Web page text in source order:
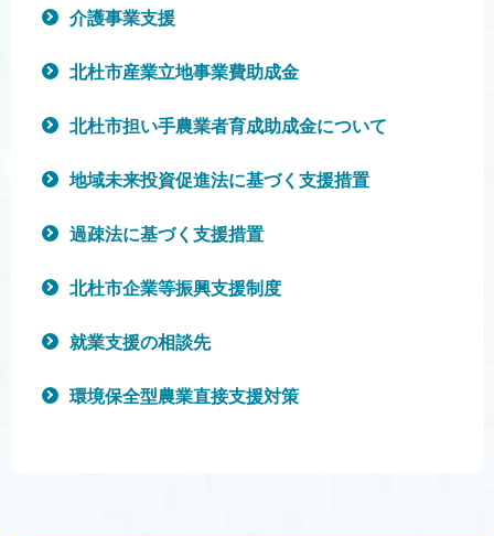
介護事業支援
北杜市産業立地事業費助成金
北杜市担い手農業者育成助成金について
地域未来投資促進法に基づく支援措置
過疎法に基づく支援措置
北杜市企業等振興支援制度
就業支援の相談先
環境保全型農業直接支援対策